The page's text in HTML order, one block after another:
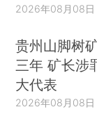
2026年08月08日
贵州山脚树
三年 矿长涉
大代表
2026年08月08日